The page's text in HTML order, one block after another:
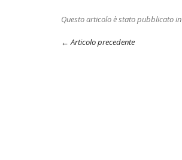
Questo articolo è stato pubblicato in
← Articolo precedente